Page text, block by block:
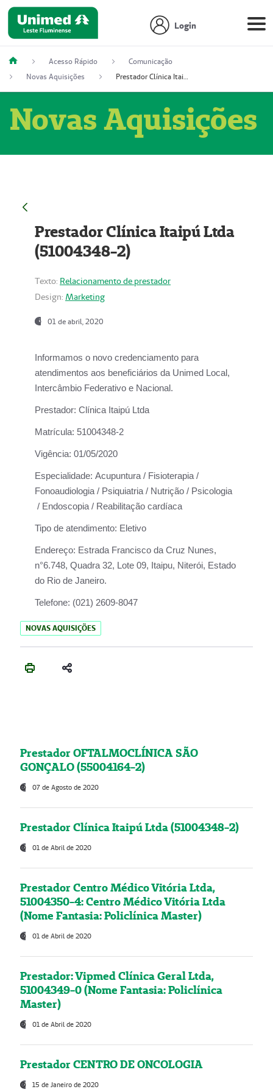
Login
Acesso Rápido
Comunicação
Novas Aquisições
Prestador Clínica Itaipú Ltda (51004348-2)
Novas Aquisições
Prestador Clínica Itaipú Ltda
(51004348-2)
Texto: Relacionamento de prestador
Design: Marketing
01 de abril, 2020
Informamos o novo credenciamento para
atendimentos aos beneficiários da Unimed Local,
Intercâmbio Federativo e Nacional.
Prestador: Clínica Itaipú Ltda
Matrícula: 51004348-2
Vigência: 01/05/2020
Especialidade: Acupuntura / Fisioterapia /
Fonoaudiologia / Psiquiatria / Nutrição / Psicologia
/ Endoscopia / Reabilitação cardíaca
Tipo de atendimento: Eletivo
Endereço: Estrada Francisco da Cruz Nunes,
n°6.748, Quadra 32, Lote 09, Itaipu, Niterói, Estado
do Rio de Janeiro.
Telefone: (021) 2609-8047
NOVAS AQUISIÇÕES
Prestador OFTALMOCLÍNICA SÃO
GONÇALO (55004164-2)
07 de Agosto de 2020
Prestador Clínica Itaipú Ltda (51004348-2)
01 de Abril de 2020
Prestador Centro Médico Vitória Ltda,
51004350-4: Centro Médico Vitória Ltda
(Nome Fantasia: Policlínica Master)
01 de Abril de 2020
Prestador: Vipmed Clínica Geral Ltda,
51004349-0 (Nome Fantasia: Policlínica
Master)
01 de Abril de 2020
Prestador CENTRO DE ONCOLOGIA
15 de Janeiro de 2020